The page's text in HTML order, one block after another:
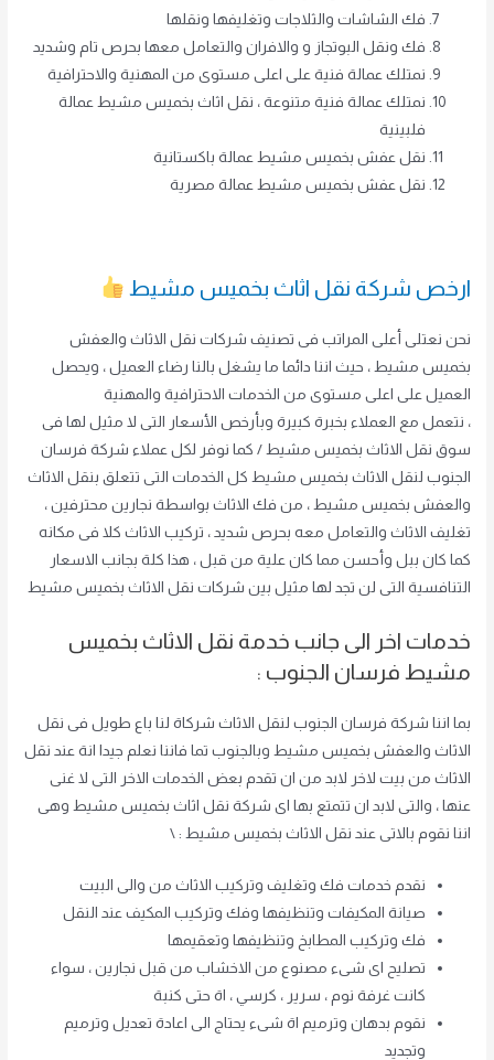
فك الشاشات والثلاجات وتغليفها ونقلها
فك ونقل البوتجاز و والافران والتعامل معها بحرص تام وشديد
نمتلك عمالة فنية على اعلى مستوى من المهنية والاحترافية
نمتلك عمالة فنية متنوعة ، نقل اثاث بخميس مشيط عمالة
فلبينية
نقل عفش بخميس مشيط عمالة باكستانية
نقل عفش بخميس مشيط عمالة مصرية
ارخص شركة نقل اثاث بخميس مشيط
نحن نعتلى أعلى المراتب فى تصنيف شركات نقل الاثاث والعفش
بخميس مشيط ، حيث اننا دائما ما يشغل بالنا رضاء العميل ، ويحصل
العميل على اعلى مستوى من الخدمات الاحترافية والمهنية
، نتعمل مع العملاء بخبرة كبيرة وبأرخص الأسعار التى لا مثيل لها فى
سوق نقل الاثاث بخميس مشيط / كما نوفر لكل عملاء شركة فرسان
الجنوب لنقل الاثاث بخميس مشيط كل الخدمات التى تتعلق بنقل الاثاث
والعفش بخميس مشيط ، من فك الاثاث بواسطة نجارين محترفين ،
تغليف الاثاث والتعامل معه بحرص شديد ، تركيب الاثاث كلا فى مكانه
كما كان ببل وأحسن مما كان علية من قبل ، هذا كلة بجانب الاسعار
التنافسية التى لن تجد لها مثيل بين شركات نقل الاثاث بخميس مشيط
خدمات اخر الى جانب خدمة نقل الاثاث بخميس
مشيط فرسان الجنوب :
بما اننا شركة فرسان الجنوب لنقل الاثاث شركاة لنا باع طويل فى نقل
الاثاث والعفش بخميس مشيط وبالجنوب تما فاننا نعلم جيدا انة عند نقل
الاثاث من بيت لاخر لابد من ان تقدم بعض الخدمات الاخر التى لا غنى
عنها ، والتى لابد ان تتمتع بها اى شركة نقل اثاث بخميس مشيط وهى
اننا نقوم بالاتى عند نقل الاثاث بخميس مشيط : \
نقدم خدمات فك وتغليف وتركيب الاثاث من والى البيت
صيانة المكيفات وتنظيفها وفك وتركيب المكيف عند النقل
فك وتركيب المطابخ وتنظيفها وتعقيمها
تصليح اى شىء مصنوع من الاخشاب من قبل نجارين ، سواء
كانت غرفة نوم ، سرير ، كرسي ، اة حتى كنبة
نقوم بدهان وترميم اة شىء يحتاج الى اعادة تعديل وترميم
وتجديد